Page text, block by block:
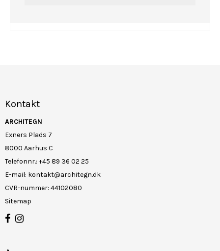
Kontakt
ARCHITEGN
Exners Plads 7
8000 Aarhus C
Telefonnr.: +45 89 36 02 25
E-mail: kontakt@architegn.dk
CVR-nummer: 44102080
Sitemap